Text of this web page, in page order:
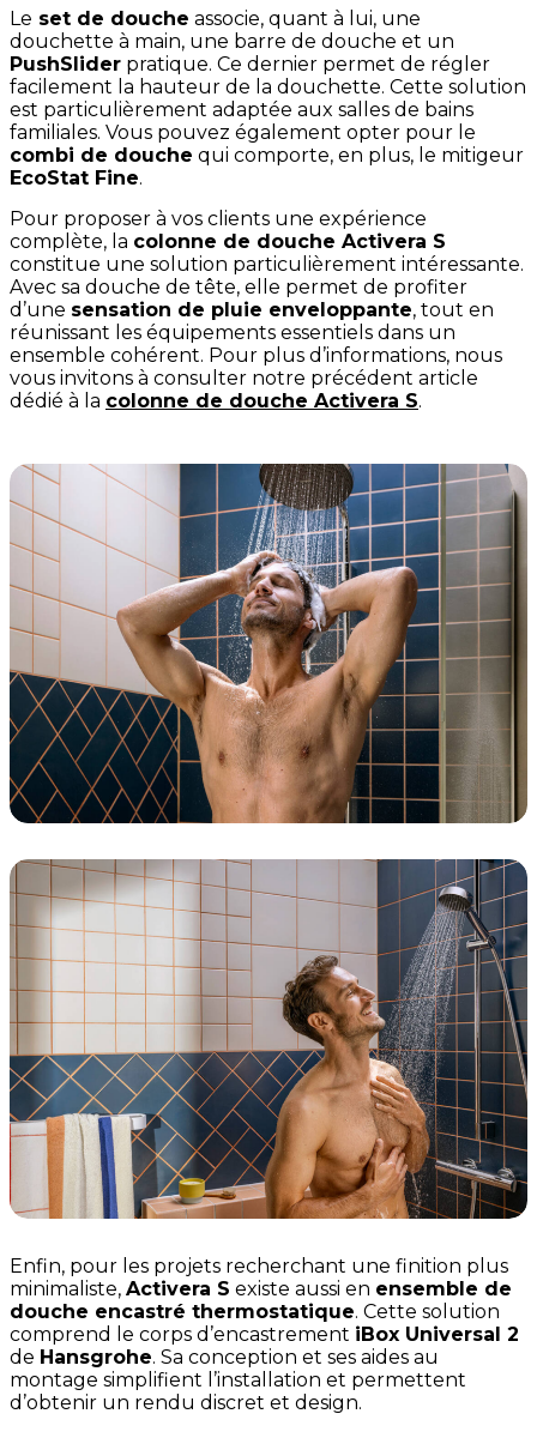
Le set de douche associe, quant à lui, une
douchette à main, une barre de douche et un
PushSlider pratique. Ce dernier permet de régler
facilement la hauteur de la douchette. Cette solution
est particulièrement adaptée aux salles de bains
familiales. Vous pouvez également opter pour le
combi de douche qui comporte, en plus, le mitigeur
EcoStat Fine.
Pour proposer à vos clients une expérience
complète, la colonne de douche Activera S
constitue une solution particulièrement intéressante.
Avec sa douche de tête, elle permet de profiter
d’une sensation de pluie enveloppante, tout en
réunissant les équipements essentiels dans un
ensemble cohérent. Pour plus d’informations, nous
vous invitons à consulter notre précédent article
dédié à la colonne de douche Activera S.
Enfin, pour les projets recherchant une finition plus
minimaliste, Activera S existe aussi en ensemble de
douche encastré thermostatique. Cette solution
comprend le corps d’encastrement iBox Universal 2
de Hansgrohe. Sa conception et ses aides au
montage simplifient l’installation et permettent
d’obtenir un rendu discret et design.